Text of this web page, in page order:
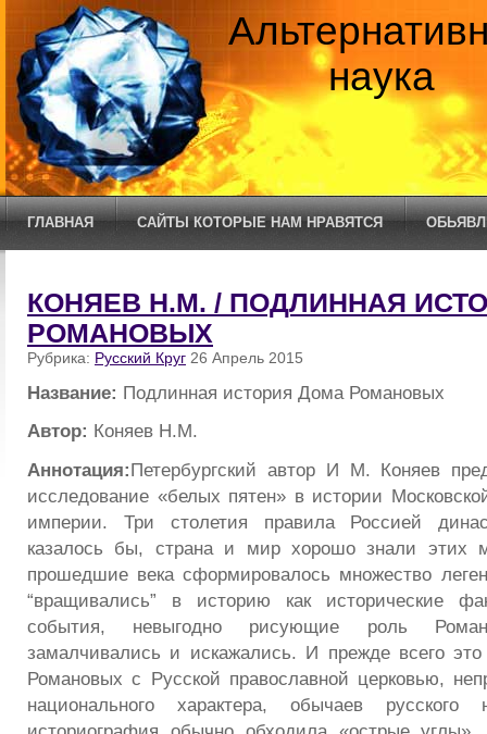
наука
ГЛАВНАЯ САЙТЫ КОТОРЫЕ НАМ НРАВЯТСЯ
КОНЯЕВ Н.М. / ПОДЛИННАЯ
РОМАНОВЫХ
Рубрика: Русский Круг 26 Апрель 2015
Название: Подлинная история Дома Романовых
Автор: Коняев Н.М.
Аннотация:Петербургский автор И М. Коняев
исследование «белых пятен» в истории
империи. Три столетия правила Россией
казалось бы, страна и мир хорошо знали этих
прошедшие века сформировалось множество
“вращивались” в историю как исторические
события, невыгодно рисующие роль
замалчивались и искажались. И прежде всего это
Романовых с Русской православной церковью,
национального характера, обычаев русского